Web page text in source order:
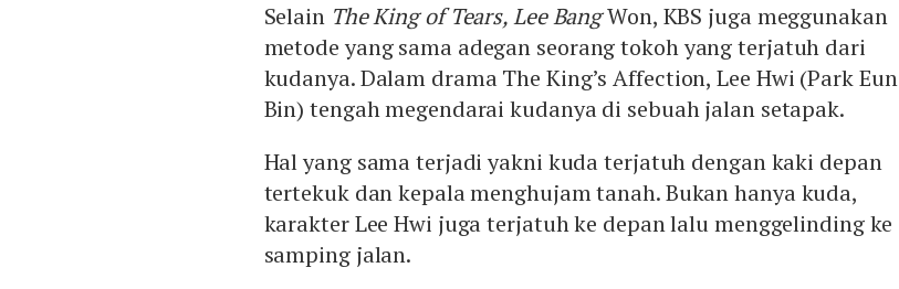
Selain The King of Tears, Lee BangWon, KBS juga meggunakan
metode yang sama adegan seorang tokoh yang terjatuh dari
kudanya. Dalam drama The King’s Affection, Lee Hwi (Park Eun
Bin) tengah megendarai kudanya di sebuah jalan setapak.
Hal yang sama terjadi yakni kuda terjatuh dengan kaki depan
tertekuk dan kepala menghujam tanah. Bukan hanya kuda,
karakter Lee Hwi juga terjatuh ke depan lalu menggelinding ke
samping jalan.